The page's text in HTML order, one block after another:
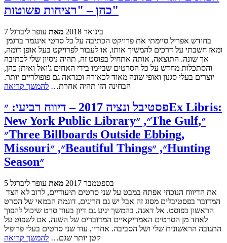
כהן – "רציחות פשוטות"
7 בינואר 2018 מאת עופר ליברגל
ומאז חשבתי על דרכים להמשיך אותו, או לעבור לפרויקט בעל אופן דומה,
אך שונה. התוצאה, אותה אתחיל בפוסט זה, תהיה ניסיון שלי לכתיבה
והסתכלות מחדש על כל הסרטים שביימו בידי האחים ג'ואל ואיתן כהן,
יוצרים בעלי סגנון ואופי שונה מאוד לכאורה וכנראה גם פופולריים יותר.
הבחינה הזו תהיה אחרת… להמשך קריאה
פסטיבל ונציה 2017 – דיווח רביעי: ״Ex Libris:
New York Public Library״, ״The Gulf״,
״Three Billboards Outside Ebbing,
Missouri״, ״Beautiful Things״, ״Hunting
Season״
5 בספטמבר 2017 מאת עופר ליברגל
המדובר בפסטיבלים מסוג זה אבל יש גם חריגים, דוגמת הבמאי של הסרט
הראשון בפוסט. אל דאגה, בהמשך יגיע גם דיון בעוד סרט שיכול להפוך
לאחד מן הסרטים האמריקאיים המדוברים של השנה, אם לשפוט על
התגובה הראשונית שלי ושל הסביבה. אחריו, עוד שני סרטים בעלי פרופיל
קטן יותר שגם… להמשך קריאה